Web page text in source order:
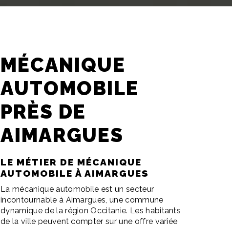
MÉCANIQUE
AUTOMOBILE
PRÈS DE
AIMARGUES
LE MÉTIER DE MÉCANIQUE
AUTOMOBILE À AIMARGUES
La mécanique automobile est un secteur
incontournable à Aimargues, une commune
dynamique de la région Occitanie. Les habitants
de la ville peuvent compter sur une offre variée